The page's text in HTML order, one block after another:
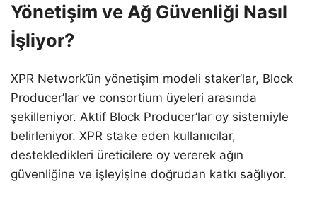
Yönetişim ve Ağ Güvenliği Nasıl
İşliyor?
XPR Network’ün yönetişim modeli staker’lar, Block
Producer’lar ve consortium üyeleri arasında
şekilleniyor. Aktif Block Producer’lar oy sistemiyle
belirleniyor. XPR stake eden kullanıcılar,
destekledikleri üreticilere oy vererek ağın
güvenliğine ve işleyişine doğrudan katkı sağlıyor.